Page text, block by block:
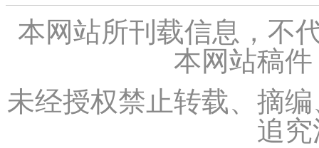
本网站所刊载信息，不
本网站稿
未经授权禁止转载、摘
追